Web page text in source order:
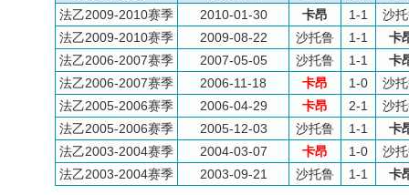
法乙2009-2010赛季
2010-01-30 卡昂 1-1
沙
法乙2009-2010赛季
2009-08-22 沙托鲁 1-1
卡
法乙2006-2007赛季
2007-05-05 沙托鲁 1-1
卡
法乙2006-2007赛季
2006-11-18 卡昂 1-0
沙
法乙2005-2006赛季
2006-04-29 卡昂 2-1
沙
法乙2005-2006赛季
2005-12-03 沙托鲁 1-1
卡
法乙2003-2004赛季
2004-03-07 卡昂 1-0
沙
法乙2003-2004赛季
2003-09-21 沙托鲁 1-1 卡